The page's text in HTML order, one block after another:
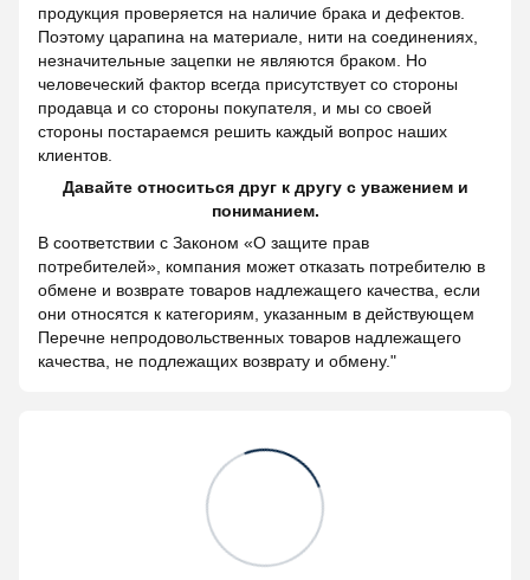
продукция проверяется на наличие брака и дефектов.
Поэтому царапина на материале, нити на соединениях,
незначительные зацепки не являются браком. Но
человеческий фактор всегда присутствует со стороны
продавца и со стороны покупателя, и мы со своей
стороны постараемся решить каждый вопрос наших
клиентов.
Давайте относиться друг к другу с уважением и
пониманием.
В соответствии с Законом «О защите прав
потребителей», компания может отказать потребителю в
обмене и возврате товаров надлежащего качества, если
они относятся к категориям, указанным в действующем
Перечне непродовольственных товаров надлежащего
качества, не подлежащих возврату и обмену."